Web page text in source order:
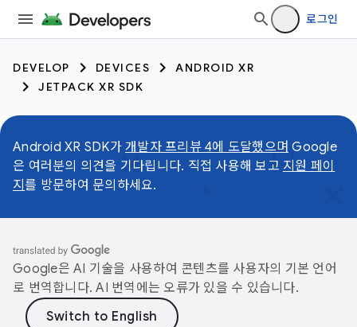
로그인
DEVELOP DEVICES
ANDROID XR
JETPACK XR SDK
Android XR SDK가 개발자 프리뷰 4에 도달했으며 Google
은 여러분의 의견을 기다립니다. 직접 사용해 보고 지원 페이
지를 방문하여 문의하세요.
Google은 AI 기술을 사용하여 콘텐츠를 사용자의 기본 언어
로 번역합니다. AI 번역에는 오류가 있을 수 있습니다.